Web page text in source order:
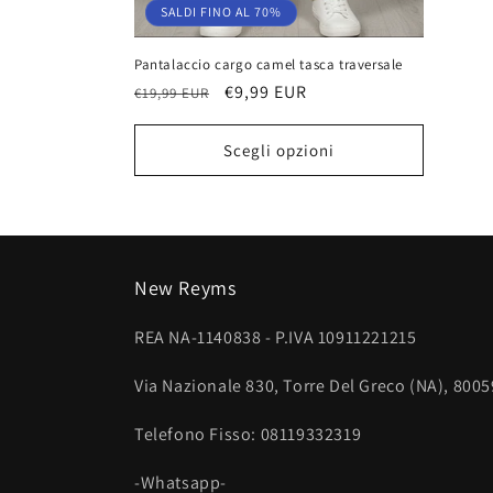
SALDI FINO AL 70%
Pantalaccio cargo camel tasca traversale
Prezzo
€19,99 EUR
Prezzo
€9,99 EUR
Scegli opzioni
New Reyms
REA NA-1140838 - P.IVA 10911221215
Via Nazionale 830, Torre Del Greco (NA),
Telefono Fisso: 08119332319
-Whatsapp-